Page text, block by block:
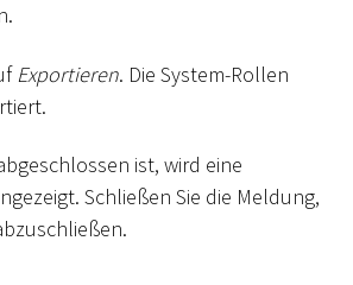
Exportieren. Die System-Rollen
ist, wird eine
Schließen Sie die Meldung,